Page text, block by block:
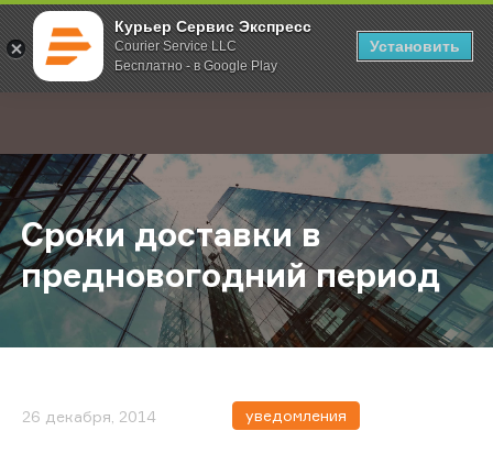
Курьер Сервис Экспресс
Courier Service LLC
Бесплатно - в Google Play
Установить
; Главная О компании Новости Сроки доставки в
Сроки доставки в
предновогодний период
26 декабря, 2014 уведомления